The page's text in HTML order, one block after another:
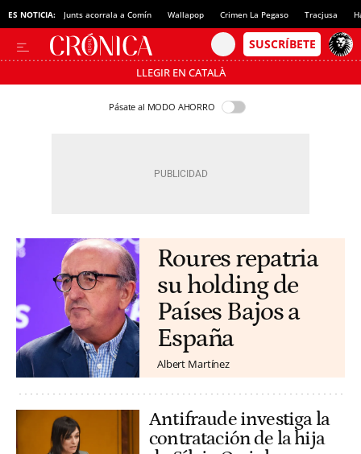
ES NOTICIA: Junts acorrala a Comín Wallapop Crimen La Pegaso Tracjusa
LLEGIR EN CATALÀ
Pásate al MODO AHORRO
Roures repatria
su holding de
Países Bajos a
España
Albert Martínez
Antifraude investiga la
contratación de la hija